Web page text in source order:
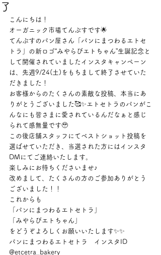
了
こんにちは！
オーガニック市場てんぶすです🌟
てんぶすのパン屋さん「パンにまつわるエトセ
トラ」の新ロゴ“みやらびエトちゃん”生誕記念と
して開催されていましたインスタキャンペーン
は、先週9/24(土)をもちまして終了させていた
だきました！
お客様からのたくさんの素敵な投稿、本当にあ
りがとうございました🥰✨エトセトラのパンがこ
んなにも皆さまに愛されているんだなぁと感じ
られて感無量です🥹
この後店舗スタッフにてベストショット投稿を
選ばせていただき、当選された方にはインスタ
DMにてご連絡いたします。
楽しみにお待ちくださいませ♪
改めまして、たくさんの方のご参加ありがとう
ございました！！
これからも
「パンにまつわるエトセトラ」
「みやらびエトちゃん」
をどうぞよろしくお願いいたします✨✨
パンにまつわるエトセトラ　インスタID
@etcetra_bakery